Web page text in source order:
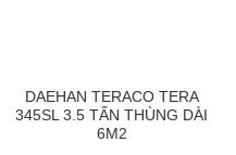
DAEHAN TERACO TERA
345SL 3.5 TẤN THÙNG DÀI
6M2